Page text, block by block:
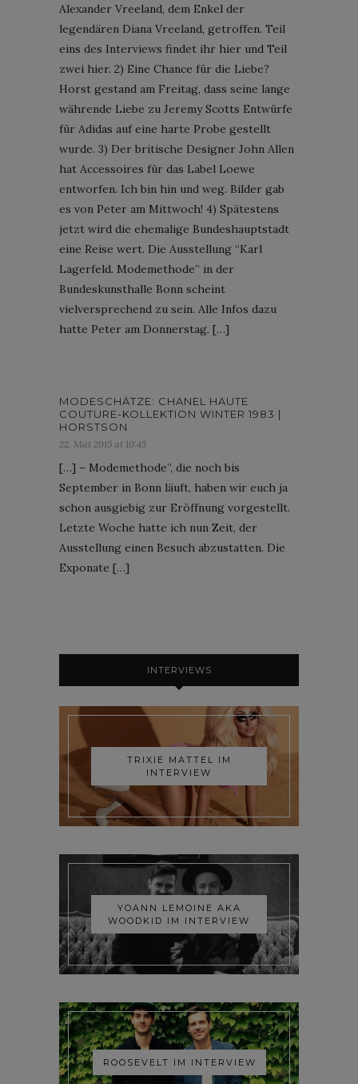
Alexander Vreeland, dem Enkel der
legendären Diana Vreeland, getroffen. Teil
eins des Interviews findet ihr hier und Teil
zwei hier. 2) Eine Chance für die Liebe?
Horst gestand am Freitag, dass seine lange
währende Liebe zu Jeremy Scotts Entwürfe
für Adidas auf eine harte Probe gestellt
wurde. 3) Der britische Designer John Allen
hat Accessoires für das Label Loewe
entworfen. Ich bin hin und weg. Bilder gab
es von Peter am Mittwoch! 4) Spätestens
jetzt wird die ehemalige Bundeshauptstadt
eine Reise wert. Die Ausstellung “Karl
Lagerfeld. Modemethode” in der
Bundeskunsthalle Bonn scheint
vielversprechend zu sein. Alle Infos dazu
hatte Peter am Donnerstag. […]
MODESCHÄTZE: CHANEL HAUTE
COUTURE-KOLLEKTION WINTER 1983 |
HORSTSON
22. Mai 2015 at 10:45
[…] – Modemethode”, die noch bis
September in Bonn läuft, haben wir euch ja
schon ausgiebig zur Eröffnung vorgestellt.
Letzte Woche hatte ich nun Zeit, der
Ausstellung einen Besuch abzustatten. Die
Exponate […]
INTERVIEWS
TRIXIE MATTEL IM
INTERVIEW
YOANN LEMOINE AKA
WOODKID IM INTERVIEW
ROOSEVELT IM INTERVIEW